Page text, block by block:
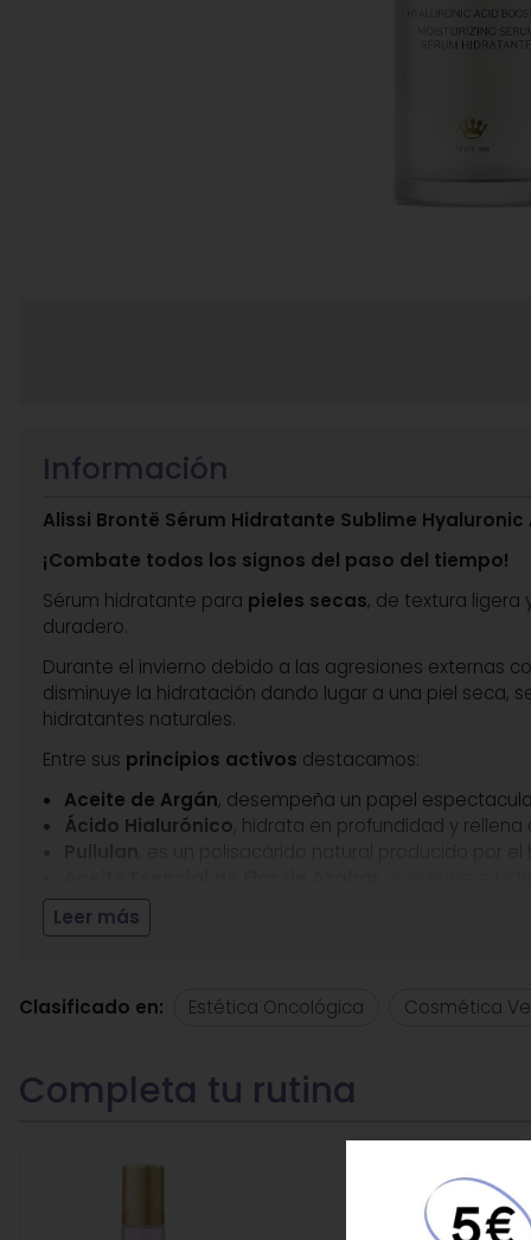
Información
Alissi Brontë Sérum Hidratante Sublime
¡Combate todos los signos del paso del tiempo!
Sérum hidratante para pieles secas, de textura ligera
duradero.
Durante el invierno debido a las agresiones externas
disminuye la hidratación dando lugar a una piel seca,
hidratantes naturales.
Entre sus principios activos destacamos:
Aceite de Argán, desempeña un papel
Ácido Hialurónico, hidrata en profundidad y rellena
Libre de:Parafinas, Parabenos, Radiaciones, PEG,
el exterior por la cara, a modo de tecleo y finaliza
Presentación: Envase de 30 ml.
Ingredientes
: Aqua\Water\Eau, Glycerin, Cetearyl
Extract, Butyrospermum Parkii Butter, Potassium Cetyl
Titanium Dioxide, Tocopheryl Acetate, Tilia Cordata
Lupine Protein, Glycoproteins, Glyceryl Linolenate,
77480 (Gold Powder), Diamond Powder, Sodium
Leer más
Clasificado en: Estética Oncológica Cosmética